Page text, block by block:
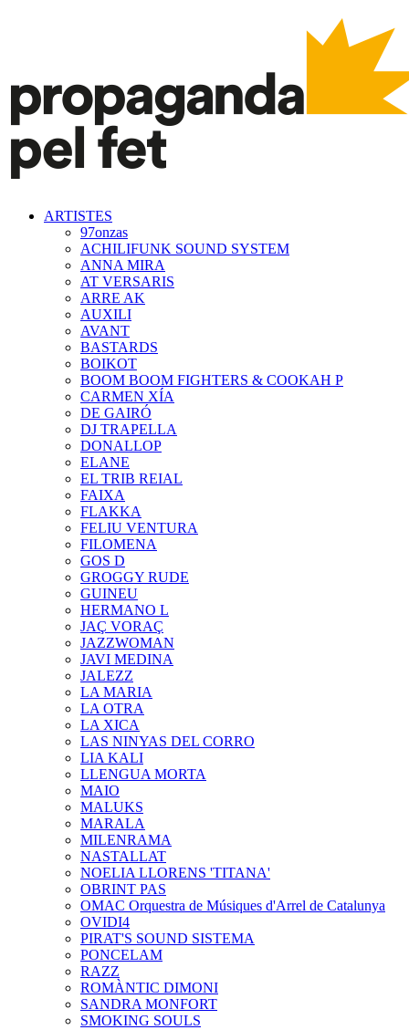
ARTISTES
97onzas
ACHILIFUNK SOUND SYSTEM
ANNA MIRA
AT VERSARIS
ARRE AK
AUXILI
AVANT
BASTARDS
BOIKOT
BOOM BOOM FIGHTERS & COOKAH P
CARMEN XÍA
DE GAIRÓ
DJ TRAPELLA
DONALLOP
ELANE
EL TRIB REIAL
FAIXA
FLAKKA
FELIU VENTURA
FILOMENA
GOS D
GROGGY RUDE
GUINEU
HERMANO L
JAÇ VORAÇ
JAZZWOMAN
JAVI MEDINA
JALEZZ
LA MARIA
LA OTRA
LA XICA
LAS NINYAS DEL CORRO
LIA KALI
LLENGUA MORTA
MAIO
MALUKS
MARALA
MILENRAMA
NASTALLAT
NOELIA LLORENS 'TITANA'
OBRINT PAS
OMAC Orquestra de Músiques d'Arrel de Catalunya
OVIDI4
PIRAT'S SOUND SISTEMA
PONCELAM
RAZZ
ROMÀNTIC DIMONI
SANDRA MONFORT
SMOKING SOULS